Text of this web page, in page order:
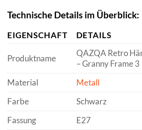
Technische Details im Überblick:
EIGENSCHAFT DETAILS
Produktname
QAZQA Retro
– Granny Frame 3
Material
Metall
Farbe
Schwarz
Fassung
E27